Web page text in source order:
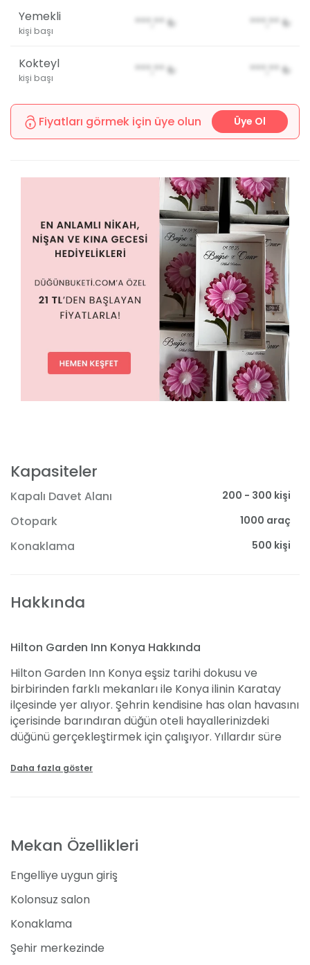
Yemekli
kişi başı
***,** ₺ ***,** ₺
Kokteyl
kişi başı
***,** ₺ ***,** ₺
Fiyatları görmek için üye olun Üye Ol
Kapasiteler
Kapalı Davet Alanı 200 - 300 kişi
Otopark 1000 araç
Konaklama 500 kişi
Hakkında
Hilton Garden Inn Konya Hakkında
Hilton Garden Inn Konya eşsiz tarihi dokusu ve
birbirinden farklı mekanları ile Konya ilinin Karatay
ilçesinde yer alıyor. Şehrin kendisine has olan havasını
içerisinde barındıran düğün oteli hayallerinizdeki
düğünü gerçekleştirmek için çalışıyor. Yıllardır süre
anlatıyorsunuz gerçekleştirmesi onlara kalıyor.
Hilton Garden Inn Konya otelde düğün için yapılan en
alanı ile sizlerin istediğiniz düğüne sahip olmanızı
sağlıyor. Kolonsuz salon olması ve yüksek tavanı ile
manzarası ile büyülüyor. Aynı zamda yemekli düğün
seçeneği bulunuyor. Tercihinize göre kokteyl fırsatı
sağlayabiliyor. Tüm misafirlerinizin konforunu
Daha fazla göster
Mekan Özellikleri
Engelliye uygun giriş
Kolonsuz salon
Konaklama
Şehir merkezinde